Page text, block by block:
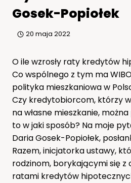
Gosek-Popiołek
20 maja 2022
O ile wzrosły raty kredytów
Co wspólnego z tym ma
polityka mieszkaniowa w
Czy kredytobiorcom, którzy
na własne mieszkanie,
to w jaki sposób? Na moje
Daria Gosek-Popiołek,
Razem, inicjatorka ustawy,
rodzinom, borykającymi się z
ratami kredytów